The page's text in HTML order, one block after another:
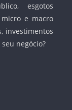
esgotos
e macro
investimentos
negócio?